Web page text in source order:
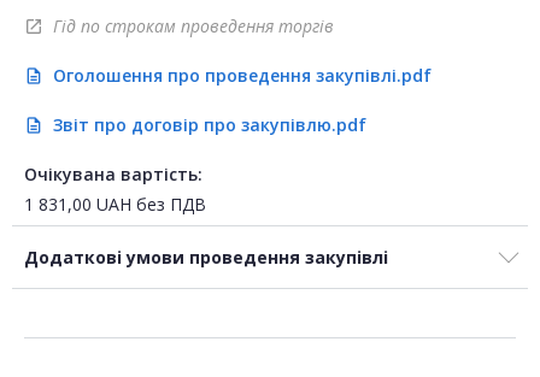
open_in_new Гід по строкам проведення торгів
description Оголошення про проведення закупівлі.pdf
description Звіт про договір про закупівлю.pdf
Очікувана вартість:
1 831,00 UAH без ПДВ
Додаткові умови проведення закупівлі